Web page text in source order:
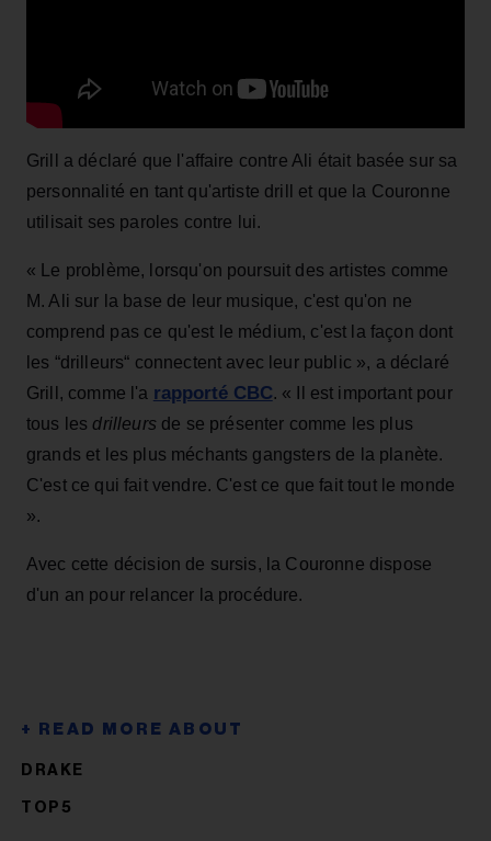
Grill a déclaré que l'affaire contre Ali était basée sur sa
personnalité en tant qu'artiste drill et que la Couronne
utilisait ses paroles contre lui.
« Le problème, lorsqu'on poursuit des artistes comme
M. Ali sur la base de leur musique, c'est qu'on ne
comprend pas ce qu'est le médium, c'est la façon dont
les “drilleurs“ connectent avec leur public », a déclaré
Grill, comme l'a rapporté CBC. « Il est important pour
tous les drilleurs de se présenter comme les plus
grands et les plus méchants gangsters de la planète.
C'est ce qui fait vendre. C'est ce que fait tout le monde
».
Avec cette décision de sursis, la Couronne dispose
d'un an pour relancer la procédure.
DRAKE
TOP5